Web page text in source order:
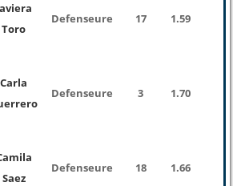
Toro
Defenseure 17 1.59
Carla
Defenseure 3 1.70
Saez
Defenseure 18 1.66